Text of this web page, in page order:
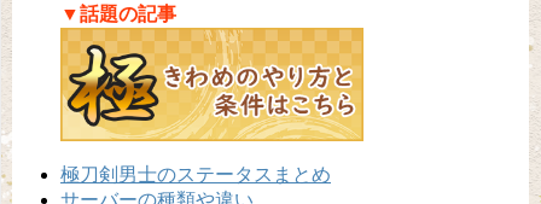
▼話題の記事
極刀剣男士のステータスまとめ